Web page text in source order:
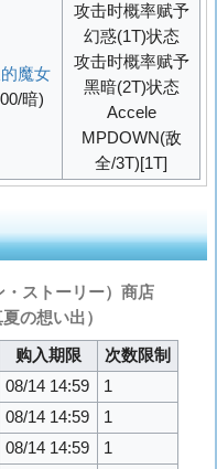
魔女
暗)
攻击时概率赋予
幻惑(1T)状态
攻击时概率赋予
黑暗(2T)状态
Accele
MPDOWN(敌
全/3T)[1T]
・ストーリー）商店
夏の想い出）
购入期限
次数限制
08/14 14:59
1
08/14 14:59
1
08/14 14:59 1